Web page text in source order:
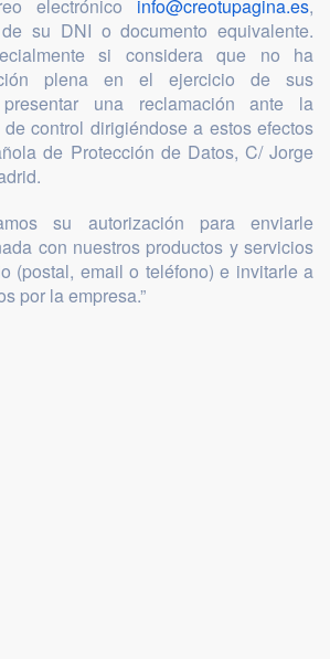
electrónico info@creotupagina.es,
su DNI o documento equivalente.
si considera que no ha
plena en el ejercicio de sus
una reclamación ante la
control dirigiéndose a estos efectos
de Protección de Datos, C/ Jorge
su autorización para enviarle
con nuestros productos y servicios
(postal, email o teléfono) e invitarle a
por la empresa.”